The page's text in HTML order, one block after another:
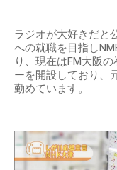
ラジオが大好きだと
への就職を目指し
り、現在はFM大阪
ーを開設しており、
勤めています。